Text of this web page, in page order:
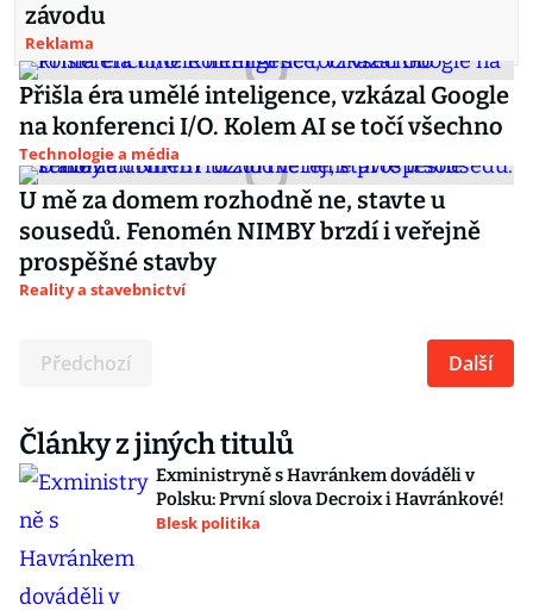
závodu
Reklama
Přišla éra umělé inteligence, vzkázal Google
na konferenci I/O. Kolem AI se točí všechno
Technologie a média
U mě za domem rozhodně ne, stavte u
sousedů. Fenomén NIMBY brzdí i veřejně
prospěšné stavby
Reality a stavebnictví
Předchozí Další
Články z jiných titulů
Exministryně s Havránkem dováděli v
Polsku: První slova Decroix i Havránkové!
Blesk politika